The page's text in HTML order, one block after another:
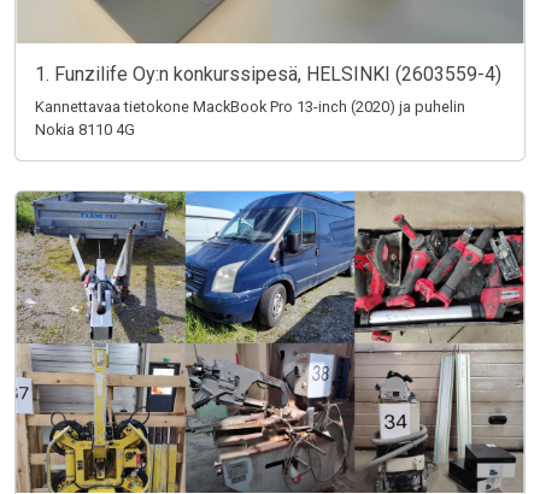
1. Funzilife Oy:n konkurssipesä, HELSINKI (2603559-4)
Kannettavaa tietokone MackBook Pro 13-inch (2020) ja puhelin
Nokia 8110 4G